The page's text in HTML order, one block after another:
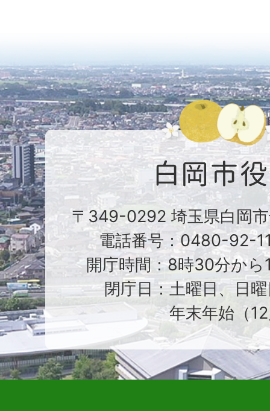
〒349-0292 埼玉県白岡
電話番号：0480-92-
開庁時間：8時30分から
閉庁日：土曜日、日
年末年始（